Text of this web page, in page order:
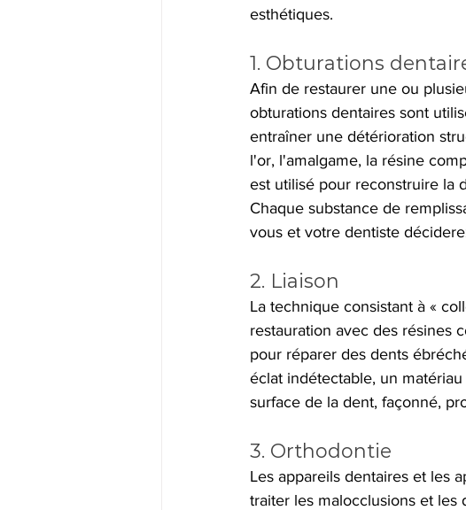
esthétiques.
1. Obturations
Afin de restaurer une ou
obturations dentaires sont
entraîner une détérioration
l'or, l'amalgame, la résine
est utilisé pour reconstruire la
Chaque substance de
vous et votre dentiste
2. Liaison
La technique consistant à «
restauration avec des résines
pour réparer des dents
éclat indétectable, un
surface de la dent, façonné,
3. Orthodontie
Les appareils dentaires et les
traiter les malocclusions et les